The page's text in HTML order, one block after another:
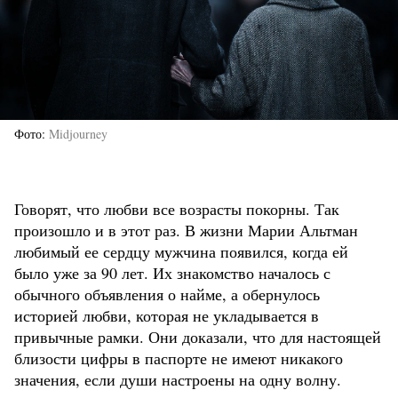
Фото Midjourney
Говорят, что любви все возрасты покорны. Так
произошло и в этот раз. В жизни Марии Альтман
любимый ее сердцу мужчина появился, когда ей
было уже за 90 лет. Их знакомство началось с
обычного объявления о найме, а обернулось
историей любви, которая не укладывается в
привычные рамки. Они доказали, что для настоящей
близости цифры в паспорте не имеют никакого
значения, если души настроены на одну волну.